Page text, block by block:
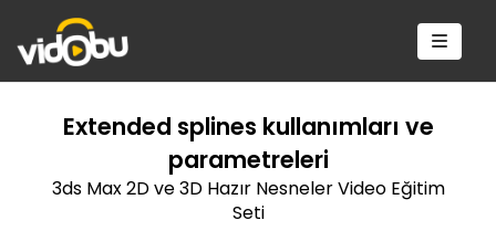
Extended splines kullanımları ve
parametreleri
3ds Max 2D ve 3D Hazır Nesneler Video Eğitim
Seti